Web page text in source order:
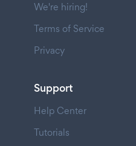
We're hiring!
Terms of Service
Privacy
Support
Help Center
Tutorials